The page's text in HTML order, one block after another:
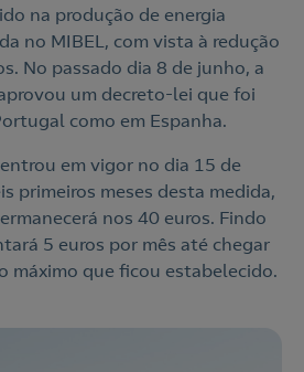
na produção de energia
no MIBEL, com vista à redução
No passado dia 8 de junho, a
um decreto-lei que foi
como em Espanha.
em vigor no dia 15 de
primeiros meses desta medida,
nos 40 euros. Findo
5 euros por mês até chegar
máximo que ficou estabelecido.